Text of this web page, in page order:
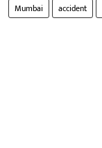
Mumbai accident